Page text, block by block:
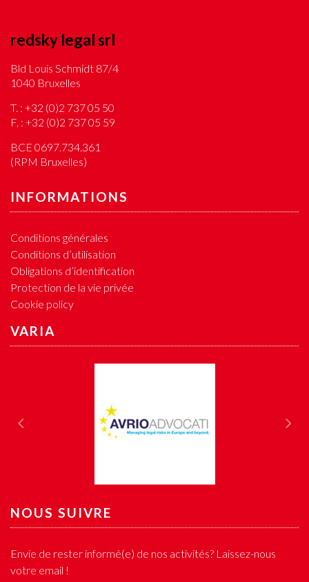
redsky legal srl
Bld Louis Schmidt 87/4
1040 Bruxelles
T. : +32 (0)2 737 05 50
F. : +32 (0)2 737 05 59
BCE 0697.734.361
(RPM Bruxelles)
INFORMATIONS
Conditions générales
Conditions d’utilisation
Obligations d’identification
Protection de la vie privée
Cookie policy
VARIA
Previous
NOUS SUIVRE
Envie de rester informé(e) de nos activités? Laissez-nous
votre email !